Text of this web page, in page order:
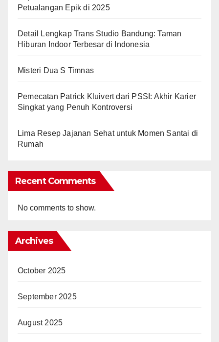
Petualangan Epik di 2025
Detail Lengkap Trans Studio Bandung: Taman
Hiburan Indoor Terbesar di Indonesia
Misteri Dua S Timnas
Pemecatan Patrick Kluivert dari PSSI: Akhir Karier
Singkat yang Penuh Kontroversi
Lima Resep Jajanan Sehat untuk Momen Santai di
Rumah
Recent Comments
No comments to show.
Archives
October 2025
September 2025
August 2025